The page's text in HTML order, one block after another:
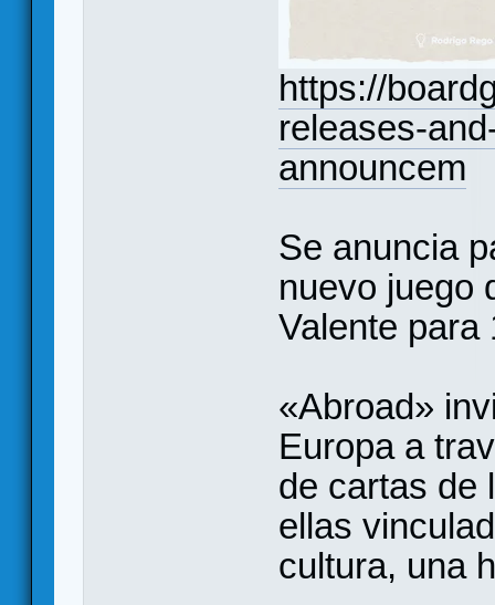
https://
releases-
announcem
Se anuncia
nuevo juego
Valente para
«Abroad»
Europa a
de cartas de
ellas
cultura, una